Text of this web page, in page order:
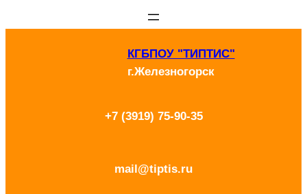
КГБПОУ "ТИПТИС"
г.Железногорск
+7 (3919) 75-90-35
mail@tiptis.ru